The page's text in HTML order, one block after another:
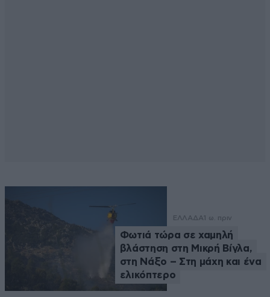
ΕΛΛΑΔΑ 1 ω. πριν
Φωτιά τώρα σε χαμηλή
βλάστηση στη Μικρή Βίγλα,
στη Νάξο – Στη μάχη και ένα
ελικόπτερο